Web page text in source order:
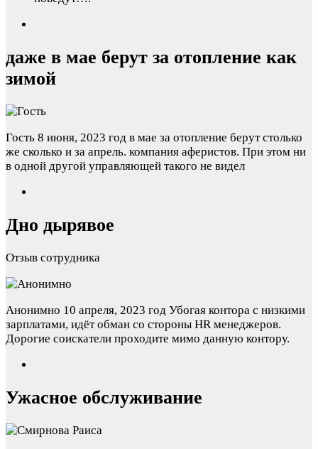
даже в мае берут за отопление как
зимой
Гость 8 июня, 2023 год в мае за отопление берут столько
же сколько и за апрель. компания аферистов. При этом ни
в одной другой управляющей такого не видел
Дно дырявое
Отзыв сотрудника
Анонимно 10 апреля, 2023 год Убогая контора с низкими
зарплатами, идёт обман со стороны HR менеджеров.
Дорогие соискатели проходите мимо данную контору.
Ужасное обслуживание